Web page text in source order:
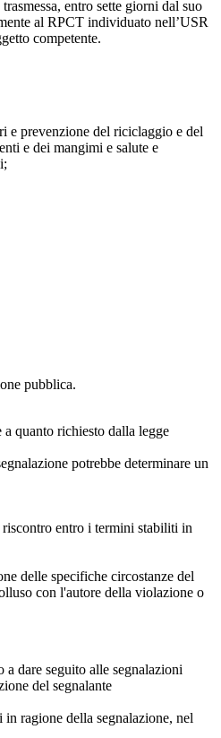
entro sette giorni dal suo
al RPCT individuato nell’USR
competente.
e prevenzione del riciclaggio e del
e dei mangimi e salute e
pubblica.
quanto richiesto dalla legge
potrebbe determinare un
riscontro entro i termini stabiliti in
delle specifiche circostanze del
con l'autore della violazione o
dare seguito alle segnalazioni
del segnalante
ragione della segnalazione, nel